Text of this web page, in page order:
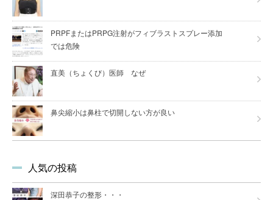
PRPFまたはPRPG注射がフィブラストスプレー添加
では危険
直美（ちょくび）医師 なぜ
鼻尖縮小は鼻柱で切開しない方が良い
人気の投稿
深田恭子の整形・・・